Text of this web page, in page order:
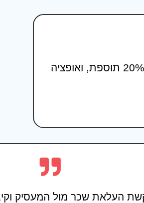
קיבלתי החל מהחודש תוספת 1,500 שקל במשכורת שזה כ-20% תוספת, ואופציה